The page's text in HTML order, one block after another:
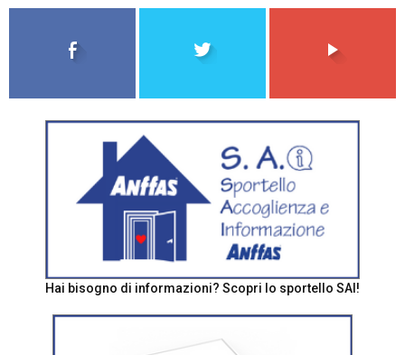
Hai bisogno di informazioni? Scopri lo sportello SAI!